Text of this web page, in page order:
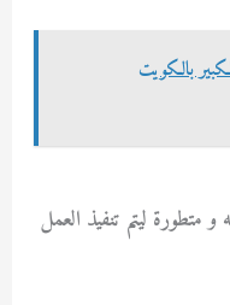
بالكويت
متطورة ليتم تنفيذ العمل